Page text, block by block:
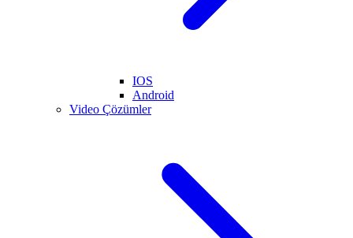
IOS
Android
Video Çözümler